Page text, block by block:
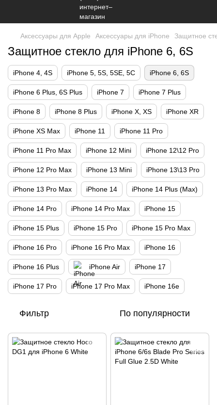
Аксессуары для Apple Аксессуары для iPhone Защитное
Защитное стекло для iPhone 6, 6S
iPhone 4, 4S iPhone 5, 5S, 5SE, 5С iPhone 6, 6S
iPhone 6 Plus, 6S Plus iPhone 7 iPhone 7 Plus
iPhone 8 iPhone 8 Plus iPhone X, XS iPhone XR
iPhone XS Max iPhone 11 iPhone 11 Pro
iPhone 11 Pro Max iPhone 12 Mini iPhone 12\12 Pro
iPhone 12 Pro Max iPhone 13 Mini iPhone 13\13 Pro
iPhone 13 Pro Max iPhone 14 iPhone 14 Plus (Max)
iPhone 14 Pro iPhone 14 Pro Max iPhone 15
iPhone 15 Plus iPhone 15 Pro iPhone 15 Pro Max
iPhone 16 Pro iPhone 16 Pro Max iPhone 16
iPhone 16 Plus iPhone Air iPhone 17
iPhone 17 Pro iPhone 17 Pro Max iPhone 16e
Фильтр По популярности